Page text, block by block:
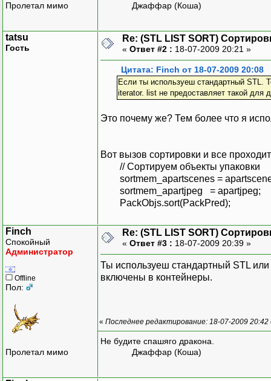
Пролетал мимо
Джаффар (Коша)
tatsu
Гость
Re: (STL LIST SORT)
« Ответ #2 : 18-07-2009 20:21 »
Цитата: Finch от 18-07-2009 20:08
Если ты используеш стандартный STL.
iterator. list не предоставляет такой
Это почему же? Тем более что я
Вот вызов сортировки и все
// Cортируем объекты упаковки
sortmem_apartscenes =
sortmem_apartjpeg = apartjpeg;
PackObjs.sort(PackPred);
Finch
Спокойный
Администратор
Offline
Пол:
Пролетал мимо
Re: (STL LIST SORT)
« Ответ #3 : 18-07-2009 20:39 »
Ты используеш стандартный STL
включены в контейнеры.
« Последнее редактирование: 18-07-2009
Не будите спашяго дракона.
Джаффар (Коша)